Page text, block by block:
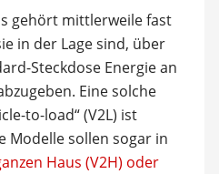
gehört mittlerweile fast
in der Lage sind, über
Steckdose Energie an
Eine solche
to-load“ (V2L) ist
Modelle sollen sogar in
Haus (V2H) oder